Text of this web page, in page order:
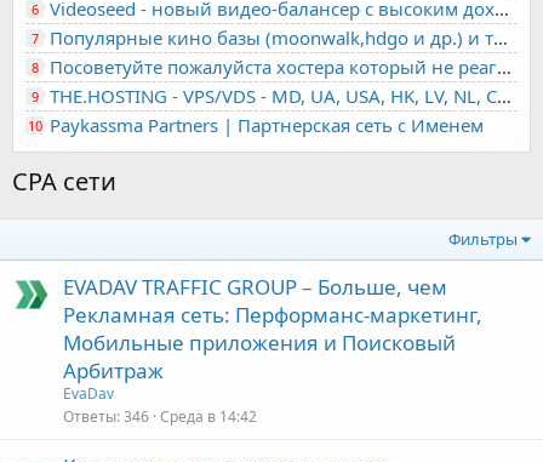
6 Videoseed - новый видео-балансер с высоким доходом
7 Популярные кино базы (moonwalk,hdgo и др.) и торренты в одном плеере для вашего сайта
8 Посоветуйте пожалуйста хостера который не реагирует на ркн
9 THE.HOSTING - VPS/VDS - MD, UA, USA, HK, LV, NL, CA, DE, SK, CZE, GB, IL, TR, PL, BG, RO, IT, FL, HU, PT.
10 Paykassma Partners | Партнерская сеть с Именем
CPA сети
Фильтры
EVADAV TRAFFIC GROUP – Больше, чем
Рекламная сеть: Перформанс-маркетинг,
Мобильные приложения и Поисковый
Арбитраж
EvaDav
Ответы 346 Среда в 14:42